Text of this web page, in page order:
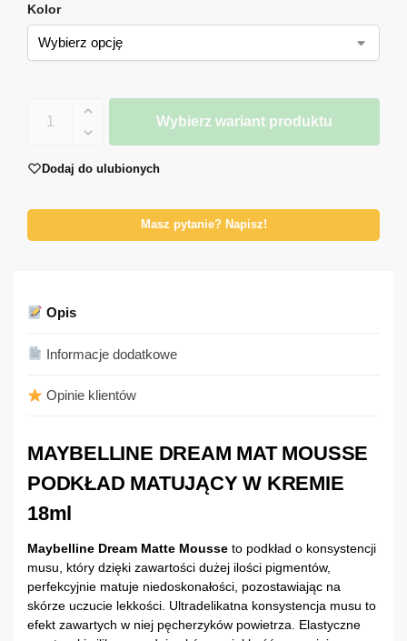
Kolor
Wybierz wariant produktu
Dodaj do ulubionych
Masz pytanie? Napisz!
Opis
Informacje dodatkowe
Opinie klientów
MAYBELLINE DREAM MAT MOUSSE
PODKŁAD MATUJĄCY W KREMIE
18ml
Maybelline Dream Matte Mousse to podkład o konsystencji
musu, który dzięki zawartości dużej ilości pigmentów,
perfekcyjnie matuje niedoskonałości, pozostawiając na
skórze uczucie lekkości. Ultradelikatna konsystencja musu to
efekt zawartych w niej pęcherzyków powietrza. Elastyczne